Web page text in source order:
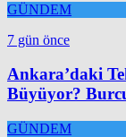
GÜNDEM
7 gün önce
Ankara’daki
Büyüyor?
GÜNDEM